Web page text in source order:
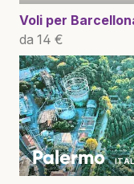
Voli per
da 14 €
Palermo